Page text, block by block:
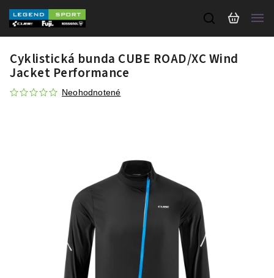
Cyklistická bunda CUBE ROAD/XC Wind
Jacket Performance
Neohodnotené